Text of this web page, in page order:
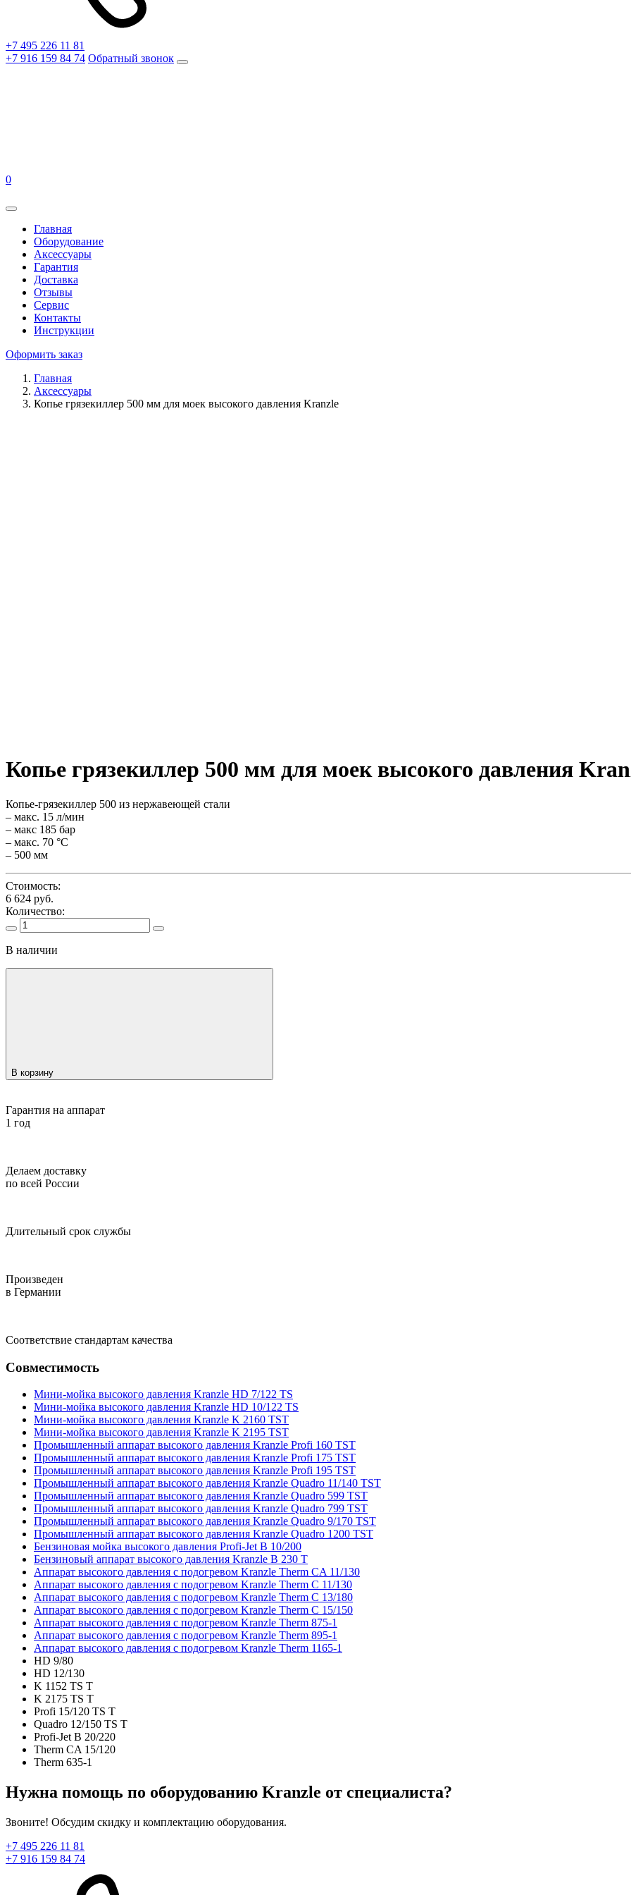
+7 495 226 11 81
+7 916 159 84 74 Обратный звонок
0
Главная
Оборудование
Аксессуары
Гарантия
Доставка
Отзывы
Сервис
Контакты
Инструкции
Оформить заказ
Главная
Аксессуары
Копье грязекиллер 500 мм для моек высокого давления Kranzle
Копье грязекиллер 500 мм для моек высокого давления
Копье-грязекиллер 500 из нержавеющей стали
– макс. 15 л/мин
– макс 185 бар
– макс. 70 °C
– 500 мм
Стоимость:
6 624 руб.
Количество:
В наличии
В корзину
Гарантия на аппарат
1 год
Делаем доставку
по всей России
Длительный срок службы
Произведен
в Германии
Соответствие стандартам качества
Совместимость
Мини-мойка высокого давления Kranzle HD 7/122 TS
Мини-мойка высокого давления Kranzle HD 10/122 TS
Мини-мойка высокого давления Kranzle K 2160 TST
Мини-мойка высокого давления Kranzle K 2195 TST
Промышленный аппарат высокого давления Kranzle Profi 160 TST
Промышленный аппарат высокого давления Kranzle Profi 175 TST
Промышленный аппарат высокого давления Kranzle Profi 195 TST
Промышленный аппарат высокого давления Kranzle Quadro 11/140 TST
Промышленный аппарат высокого давления Kranzle Quadro 599 TST
Промышленный аппарат высокого давления Kranzle Quadro 799 TST
Промышленный аппарат высокого давления Kranzle Quadro 9/170 TST
Промышленный аппарат высокого давления Kranzle Quadro 1200 TST
Бензиновая мойка высокого давления Profi-Jet B 10/200
Бензиновый аппарат высокого давления Kranzle B 230 T
Аппарат высокого давления с подогревом Kranzle Therm CA 11/130
Аппарат высокого давления с подогревом Kranzle Therm C 11/130
Аппарат высокого давления с подогревом Kranzle Therm C 13/180
Аппарат высокого давления с подогревом Kranzle Therm C 15/150
Аппарат высокого давления с подогревом Kranzle Therm 875-1
Аппарат высокого давления с подогревом Kranzle Therm 895-1
Аппарат высокого давления с подогревом Kranzle Therm 1165-1
HD 9/80
HD 12/130
K 1152 TS T
K 2175 TS T
Profi 15/120 TS T
Quadro 12/150 TS T
Profi-Jet B 20/220
Therm CA 15/120
Therm 635-1
Нужна помощь по оборудованию Kranzle от специалиста?
Звоните! Обсудим скидку и комплектацию оборудования.
+7 495 226 11 81
+7 916 159 84 74